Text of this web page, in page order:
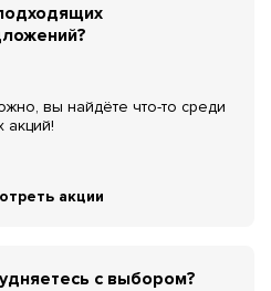
вы найдёте что-то среди
акций!
акции
с выбором?